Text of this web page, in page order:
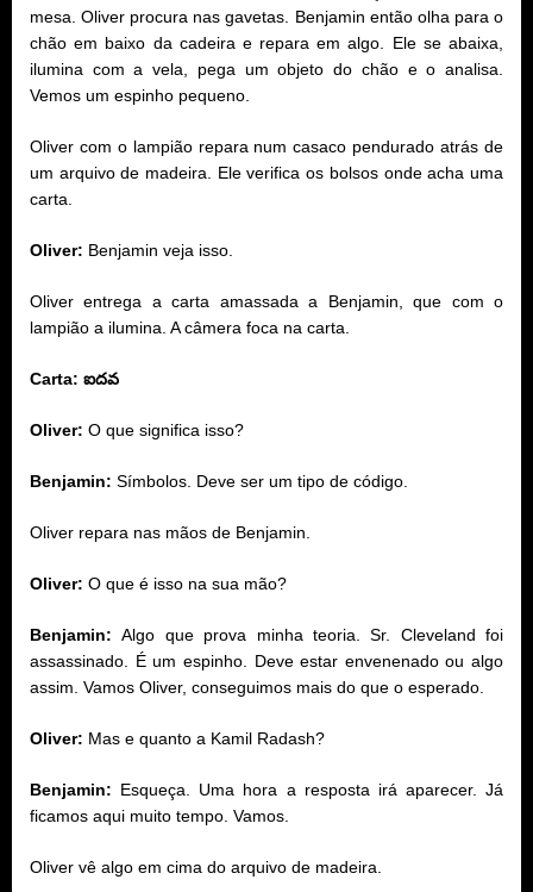
mesa. Oliver procura nas gavetas. Benjamin então olha para o
chão em baixo da cadeira e repara em algo. Ele se abaixa,
ilumina com a vela, pega um objeto do chão e o analisa.
Vemos um espinho pequeno.
Oliver com o lampião repara num casaco pendurado atrás de
um arquivo de madeira. Ele verifica os bolsos onde acha uma
carta.
Oliver: Benjamin veja isso.
Oliver entrega a carta amassada a Benjamin, que com o
lampião a ilumina. A câmera foca na carta.
Carta: ఐదవ
Oliver: O que significa isso?
Benjamin: Símbolos. Deve ser um tipo de código.
Oliver repara nas mãos de Benjamin.
Oliver: O que é isso na sua mão?
Benjamin: Algo que prova minha teoria. Sr. Cleveland foi
assassinado. É um espinho. Deve estar envenenado ou algo
assim. Vamos Oliver, conseguimos mais do que o esperado.
Oliver: Mas e quanto a Kamil Radash?
Benjamin: Esqueça. Uma hora a resposta irá aparecer. Já
ficamos aqui muito tempo. Vamos.
Oliver vê algo em cima do arquivo de madeira.